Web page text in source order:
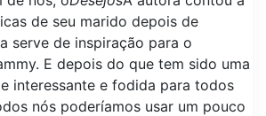
de seu marido depois de
serve de inspiração para o
E depois do que tem sido uma
interessante e fodida para todos
nós poderíamos usar um pouco